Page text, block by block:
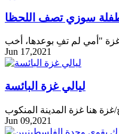
Jun 17,2021
ليالي غزة البائسة
Jun 09,2021